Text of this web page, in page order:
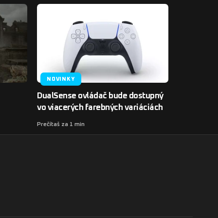
NOVINKY
DualSense ovládač bude dostupný
vo viacerých farebných variáciách
Prečítaš za 1 min